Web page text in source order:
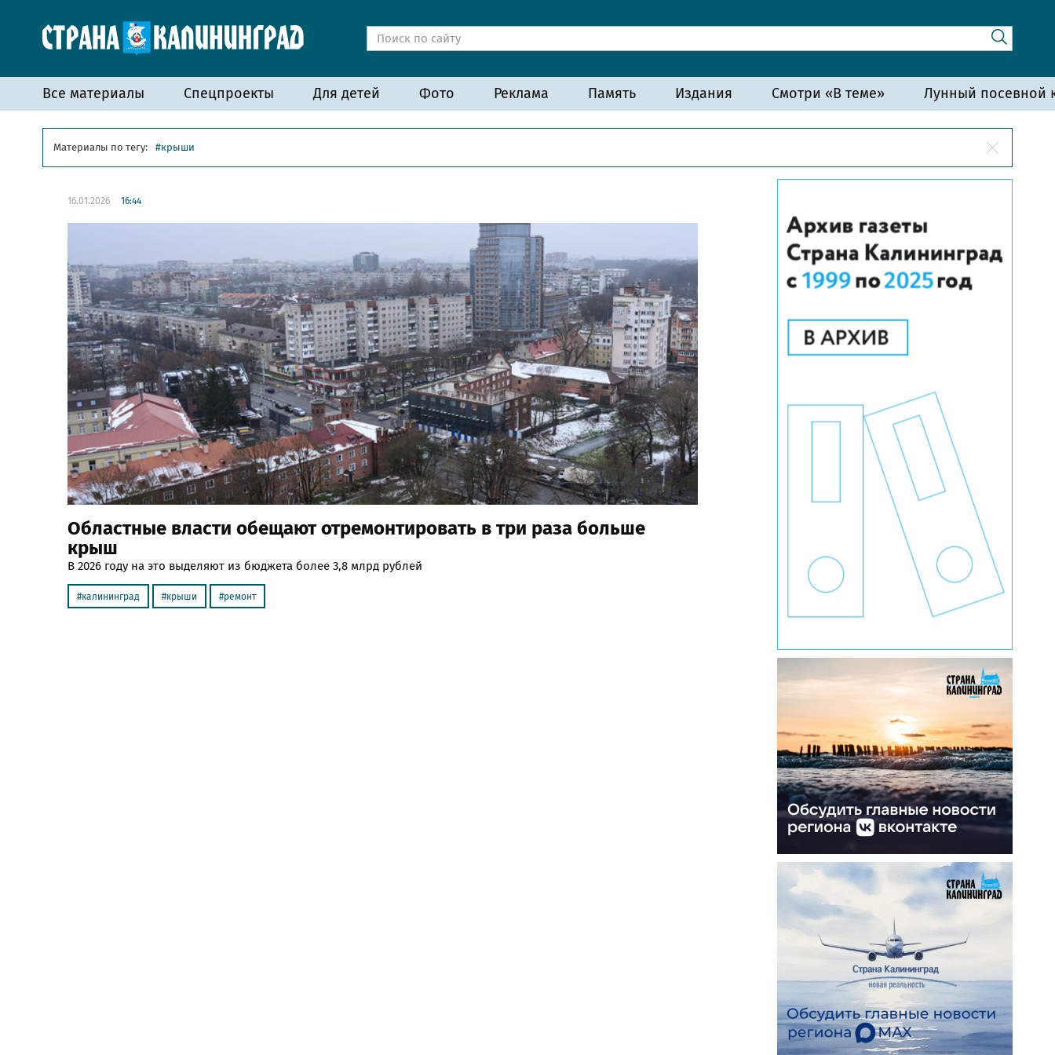
Все материалы Спецпроекты Для детей Фото Реклама Память Издания Смотри «В теме» Лунный посевной
Материалы по тегу: крыши
16.01.2026 16:44
Областные власти обещают отремонтировать в три раза больше
крыш
В 2026 году на это выделяют из бюджета более 3,8 млрд рублей
калининград крыши ремонт